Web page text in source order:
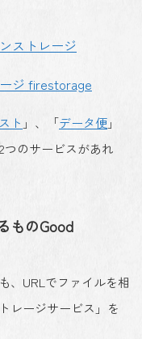
ストレージ
ジ firestorage
ト 」、「データ便」
のサービスがあれ
ものGood
、URLでファイルを相
レージサービス」を